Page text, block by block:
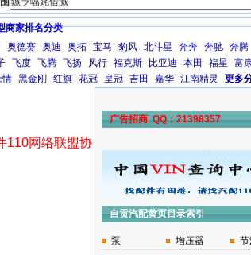
商家排名分类
奥德赛 奥迪 奥拓 宝马 豹风 北斗星 奔奔 奔驰 奔腾
飞度 飞腾 飞扬 风行 福克斯 比亚迪 本田 福星 富
情 黑金刚 红旗 花冠 皇冠 吉田 嘉华 江南精灵 更多
110网络联盟协
广告招商 QQ：21398357
自贡汽配黄页目录索引
泵 增压器